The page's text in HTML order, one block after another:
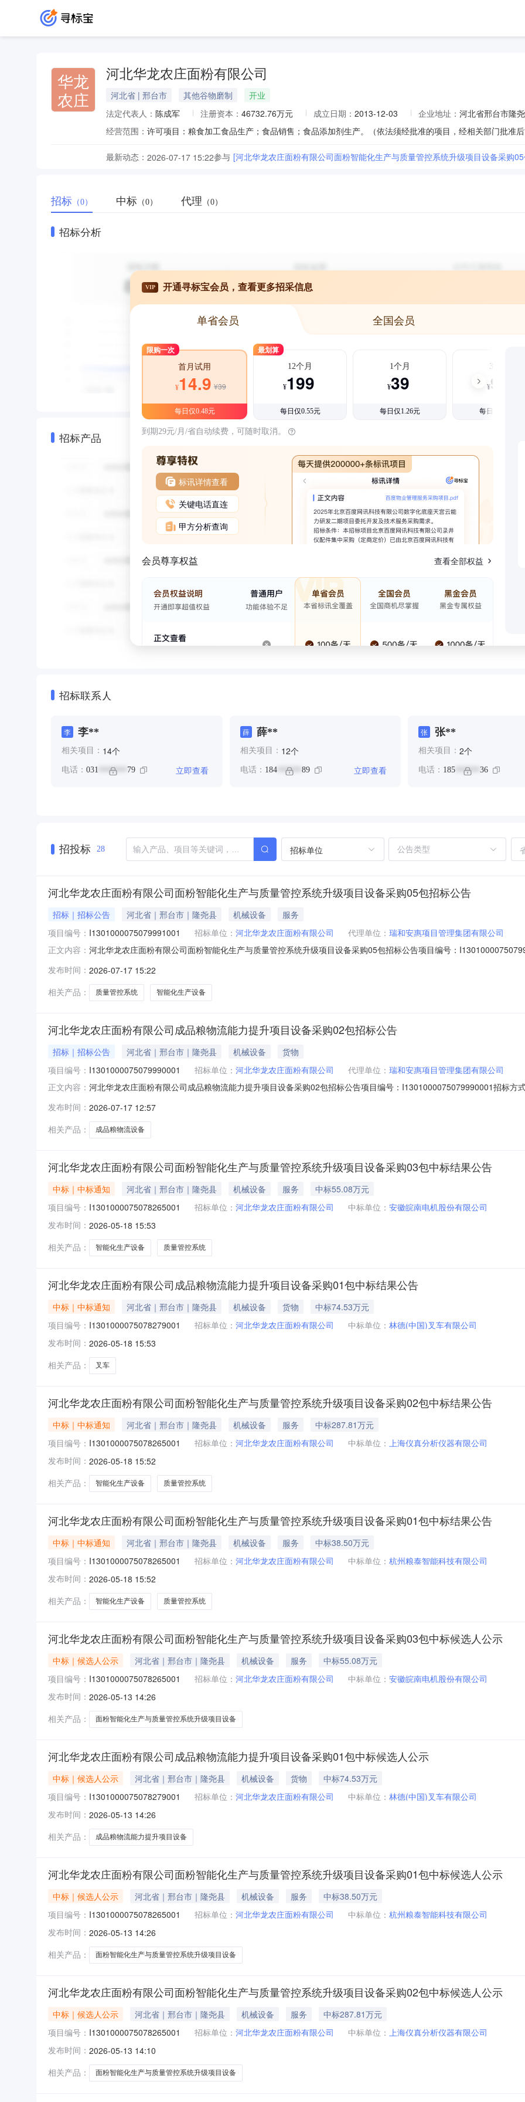
华龙
农庄
河北华龙农庄面粉有限公司
河北省 | 邢台市 其他谷物磨制
开业
法定代表人： 陈成军 注册资本： 46732.76万元 成立日期： 2013-12-03 企业地址： 河北省邢台市隆
经营范围：
最新动态： 2026-07-17 15:22参与 [河北华龙农庄面粉有限公司面粉智能化生产与质量管控系统升级项目设备采购
招标 （0） 中标 （0） 代理 （0）
招标分析
招标产品
VIP 开通寻标宝会员，查看更多招采信息
单省会员 全国会员
限购一次
首月试用
¥14.9 ¥39
每日仅0.48元
最划算
12个月
¥199
每日仅0.55元
1个月
¥39
每日仅1.26元
3个月
¥99
每日仅1.08元
到期29元/月/省自动续费，可随时取消。
标讯详情查看
关键电话直连
甲方分析查询
会员尊享权益 查看全部权益
招标联系人
李 李**
相关项目： 14个
电话： 031 ******* 79 立即查看
薛 薛**
相关项目： 12个
电话： 184****** 89 立即查看
张 张**
相关项目： 2个
电话： 185 ****** 36
招投标 28 招标单位
河北华龙农庄面粉有限公司面粉智能化生产与质量管控系统升级项目设备采购05包招标公告
招标｜招标公告 河北省｜邢台市｜隆尧县 机械设备
服务
项目编号： I1301000075079991001 招标单位： 河北华龙农庄面粉有限公司 代理单位： 瑞和安惠项目管理集团有限公司
正文内容： 河北华龙农庄面粉有限公司面粉智能化生产与质量管控系统升级项目设备采购05包招标公告项目编号：
质量管控系统升级项目设备采购已由/以/批准建设，项目业主为河北华龙农庄面粉有限公司，建设资金来自企业自筹，
已具备招标条件，
发布时间： 2026-07-17 15:22
相关产品：
质量管控系统 智能化生产设备
河北华龙农庄面粉有限公司成品粮物流能力提升项目设备采购02包招标公告
招标｜招标公告 河北省｜邢台市｜隆尧县 机械设备
货物
项目编号： I1301000075079990001 招标单位： 河北华龙农庄面粉有限公司 代理单位： 瑞和安惠项目管理集团有限公司
正文内容： 河北华龙农庄面粉有限公司成品粮物流能力提升项目设备采购02包招标公告项目编号：I1301000075079990001招标方
准建设，项目业主为河北华龙农庄面粉有限公司，建设资金来自企业自筹，出资比例为100%，招标人为河北华龙农庄
标。2.项目概况与
发布时间： 2026-07-17 12:57
相关产品：
成品粮物流设备
河北华龙农庄面粉有限公司面粉智能化生产与质量管控系统升级项目设备采购03包中标结果公告
中标｜中标通知 河北省｜邢台市｜隆尧县 机械设备 服务
中标55.08万元
项目编号： I1301000075078265001 招标单位： 河北华龙农庄面粉有限公司 中标单位： 安徽皖南电机股份有限公司
发布时间： 2026-05-18 15:53
相关产品：
智能化生产设备 质量管控系统
河北华龙农庄面粉有限公司成品粮物流能力提升项目设备采购01包中标结果公告
中标｜中标通知 河北省｜邢台市｜隆尧县 机械设备 货物
中标74.53万元
项目编号： I1301000075078279001 招标单位： 河北华龙农庄面粉有限公司 中标单位： 林德(中国)叉车有限公司
发布时间： 2026-05-18 15:53
相关产品：
叉车
河北华龙农庄面粉有限公司面粉智能化生产与质量管控系统升级项目设备采购02包中标结果公告
中标｜中标通知 河北省｜邢台市｜隆尧县 机械设备 服务
中标287.81万元
项目编号： I1301000075078265001 招标单位： 河北华龙农庄面粉有限公司 中标单位： 上海仪真分析仪器有限公司
发布时间： 2026-05-18 15:52
相关产品：
智能化生产设备 质量管控系统
河北华龙农庄面粉有限公司面粉智能化生产与质量管控系统升级项目设备采购01包中标结果公告
中标｜中标通知 河北省｜邢台市｜隆尧县 机械设备 服务
中标38.50万元
项目编号： I1301000075078265001 招标单位： 河北华龙农庄面粉有限公司 中标单位： 杭州粮泰智能科技有限公司
发布时间： 2026-05-18 15:52
相关产品：
智能化生产设备 质量管控系统
河北华龙农庄面粉有限公司面粉智能化生产与质量管控系统升级项目设备采购03包中标候选人公示
中标｜候选人公示 河北省｜邢台市｜隆尧县 机械设备 服务
中标55.08万元
项目编号： I1301000075078265001 招标单位： 河北华龙农庄面粉有限公司 中标单位： 安徽皖南电机股份有限公司
发布时间： 2026-05-13 14:26
相关产品：
面粉智能化生产与质量管控系统升级项目设备
河北华龙农庄面粉有限公司成品粮物流能力提升项目设备采购01包中标候选人公示
中标｜候选人公示 河北省｜邢台市｜隆尧县 机械设备 货物
中标74.53万元
项目编号： I1301000075078279001 招标单位： 河北华龙农庄面粉有限公司 中标单位： 林德(中国)叉车有限公司
发布时间： 2026-05-13 14:26
相关产品：
成品粮物流能力提升项目设备
河北华龙农庄面粉有限公司面粉智能化生产与质量管控系统升级项目设备采购01包中标候选人公示
中标｜候选人公示 河北省｜邢台市｜隆尧县 机械设备 服务
中标38.50万元
项目编号： I1301000075078265001 招标单位： 河北华龙农庄面粉有限公司 中标单位： 杭州粮泰智能科技有限公司
发布时间： 2026-05-13 14:26
相关产品：
面粉智能化生产与质量管控系统升级项目设备
河北华龙农庄面粉有限公司面粉智能化生产与质量管控系统升级项目设备采购02包中标候选人公示
中标｜候选人公示 河北省｜邢台市｜隆尧县 机械设备 服务
中标287.81万元
项目编号： I1301000075078265001 招标单位： 河北华龙农庄面粉有限公司 中标单位： 上海仪真分析仪器有限公司
发布时间： 2026-05-13 14:10
相关产品：
面粉智能化生产与质量管控系统升级项目设备